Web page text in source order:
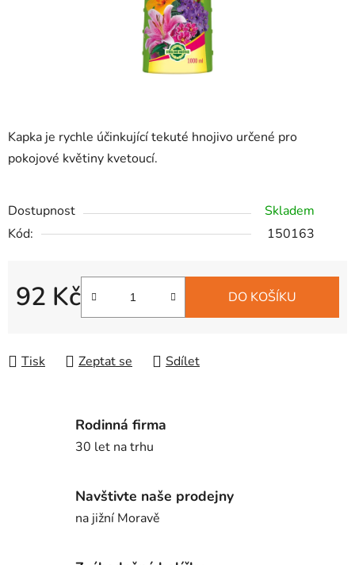
Kapka je rychle účinkující tekuté hnojivo určené pro
pokojové květiny kvetoucí.
Dostupnost
Skladem
Kód:
150163
92 Kč
Měrná cena:
DO KOŠÍKU
Tisk Zeptat se Sdílet
Rodinná firma
30 let na trhu
Navštivte naše prodejny
na jižní Moravě